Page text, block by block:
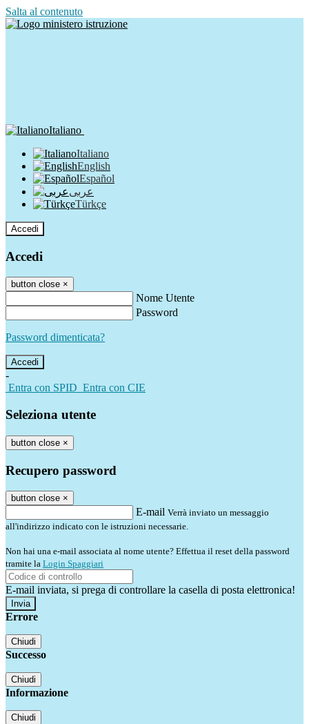
Salta al contenuto
Italiano
Italiano
English
Español
عربى
Türkçe
Accedi
Accedi
button close ×
Nome Utente
Password
Password dimenticata?
-
Entra con SPID Entra con CIE
Seleziona utente
button close ×
Recupero password
button close ×
E-mail Verrà inviato un messaggio
all'indirizzo indicato con le istruzioni necessarie.
Non hai una e-mail associata al nome utente? Effettua il reset della password
tramite la Login Spaggiari
E-mail inviata, si prega di controllare la casella di posta elettronica!
Errore
Chiudi
Successo
Chiudi
Informazione
Chiudi